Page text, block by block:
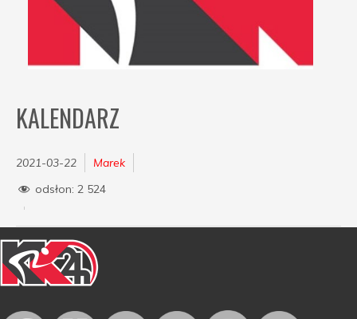
KALENDARZ
2021-03-22
Marek
odsłon: 2 524